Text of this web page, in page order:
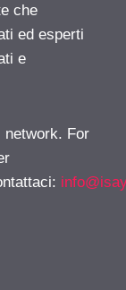
che
ed esperti
e
network. For
: